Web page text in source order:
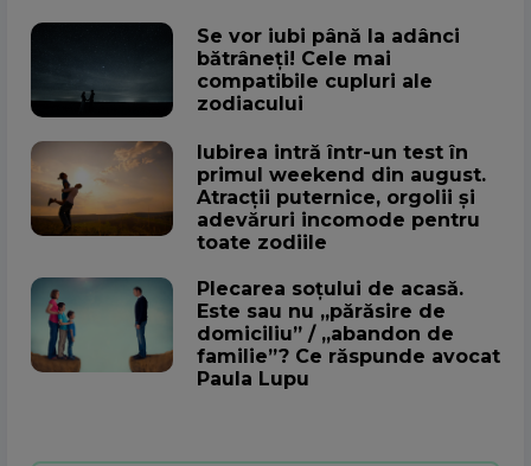
Se vor iubi până la adânci
bătrâneți! Cele mai
compatibile cupluri ale
zodiacului
Iubirea intră într-un test în
primul weekend din august.
Atracții puternice, orgolii și
adevăruri incomode pentru
toate zodiile
Plecarea soțului de acasă.
Este sau nu „părăsire de
domiciliu” / „abandon de
familie”? Ce răspunde avocat
Paula Lupu